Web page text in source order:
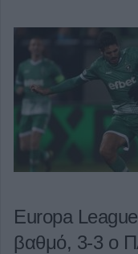
Europa
βαθμό, 3-3 ο